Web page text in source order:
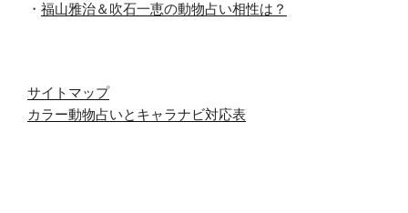
・ 福山雅治＆吹石一恵の動物占い相性は？
サイトマップ
カラー動物占いとキャラナビ対応表